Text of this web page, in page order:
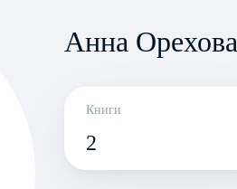
Анна Орехова
Книги
2